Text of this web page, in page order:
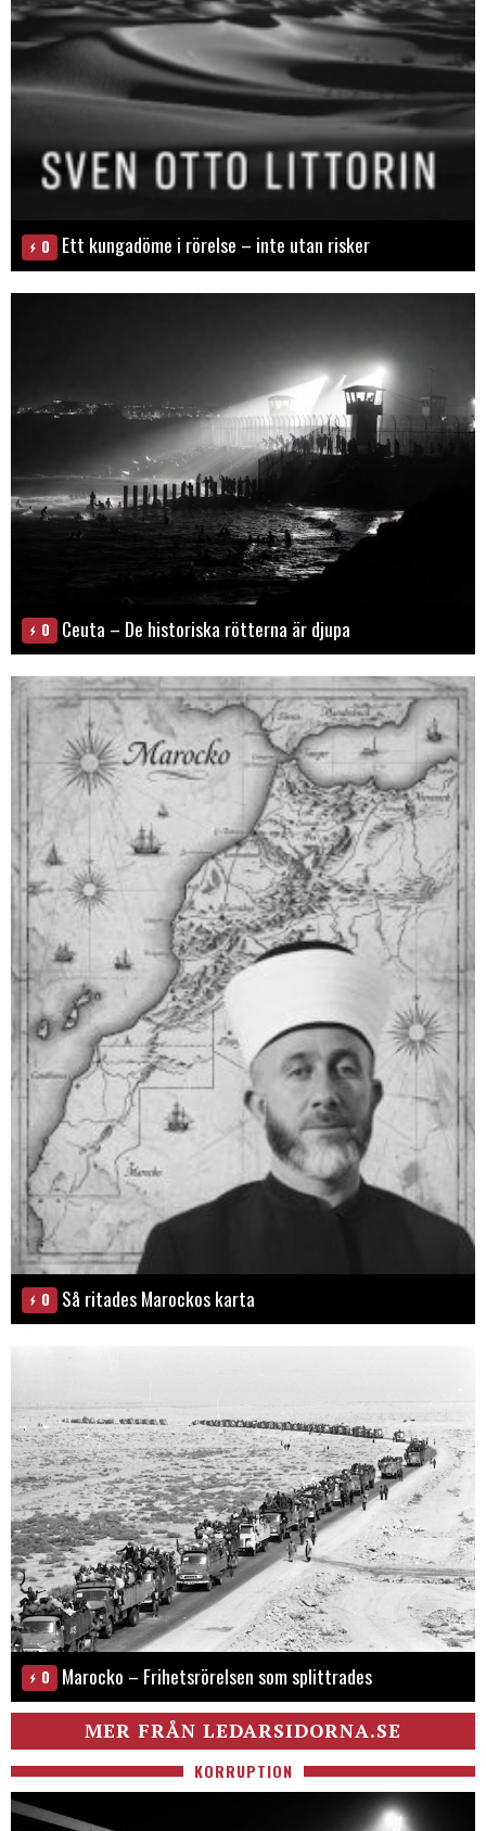
0 Ett kungadöme i rörelse – inte utan risker
0 Ceuta – De historiska rötterna är djupa
0 Så ritades Marockos karta
0 Marocko – Frihetsrörelsen som splittrades
MER FRÅN LEDARSIDORNA.SE
KORRUPTION